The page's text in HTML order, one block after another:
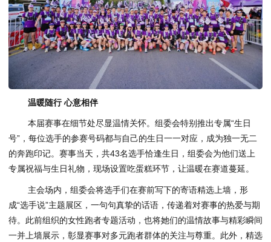
温暖随行 心意相伴
本届赛事在细节处尽显温情关怀。组委会特别推出专属“生日
号”，每位选手的参赛号码都与自己的生日一一对应，成为独一无二
的奔跑印记。赛事当天，共43名选手恰逢生日，组委会为他们送上
专属祝福与生日礼物，现场设置吃蛋糕环节，让温暖在赛道蔓延。
主会场内，组委会将选手们在赛前写下的寄语精选上墙，形
成“选手说”主题展区，一句句真挚的话语，传递着对赛事的热爱与期
待。此前组织的女性跑者专题活动，也将她们的温情故事与精彩瞬间
一并上墙展示，彰显赛事对多元跑者群体的关注与尊重。此外，精选